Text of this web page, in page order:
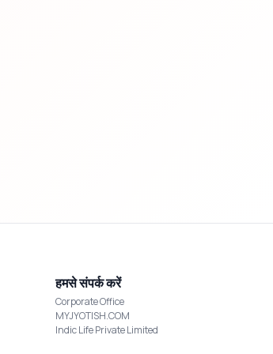
हमसे संपर्क करें
Corporate Office
MYJYOTISH.COM
Indic Life Private Limited